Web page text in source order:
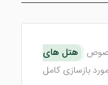
خصوص
هتل های
است. پس شما با رزرو این هتل آپارتمان می توانید یک سفر بی عیب و نقص را تجربه کنید. این هتل در سال 94 به بهره برداری رسید اما به دلیل بهبود خدمات خود در سال 97 مورد بازسازی کامل